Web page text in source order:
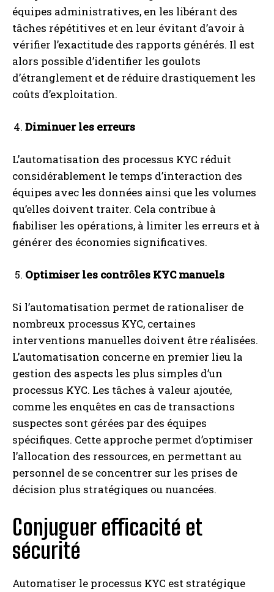
équipes administratives, en les libérant des
tâches répétitives et en leur évitant d’avoir à
vérifier l’exactitude des rapports générés. Il est
alors possible d’identifier les goulots
d’étranglement et de réduire drastiquement les
coûts d’exploitation.
Diminuer les erreurs
L’automatisation des processus KYC réduit
considérablement le temps d’interaction des
équipes avec les données ainsi que les volumes
qu’elles doivent traiter. Cela contribue à
fiabiliser les opérations, à limiter les erreurs et à
générer des économies significatives.
Optimiser les contrôles KYC manuels
Si l’automatisation permet de rationaliser de
nombreux processus KYC, certaines
interventions manuelles doivent être réalisées.
L’automatisation concerne en premier lieu la
gestion des aspects les plus simples d’un
processus KYC. Les tâches à valeur ajoutée,
comme les enquêtes en cas de transactions
suspectes sont gérées par des équipes
spécifiques. Cette approche permet d’optimiser
l’allocation des ressources, en permettant au
personnel de se concentrer sur les prises de
décision plus stratégiques ou nuancées.
Conjuguer efficacité et
sécurité
Automatiser le processus KYC est stratégique